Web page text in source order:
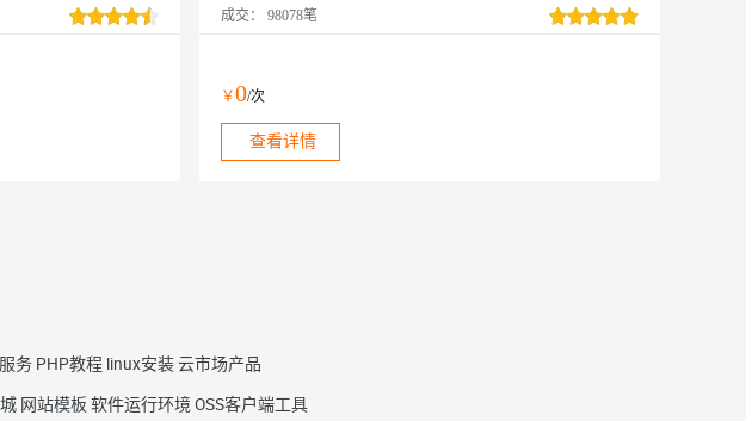
二要素是否一致，返回
证结果。直连运营商数据，支持三网携号转网，全实时优质版，拒
成交： 98078笔
￥0/次
查看详情
务 PHP教程 linux安装云市场产品
网站模板 软件运行环境 OSS客户端工具